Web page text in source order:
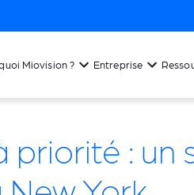
Miovision ? Entreprise
: un